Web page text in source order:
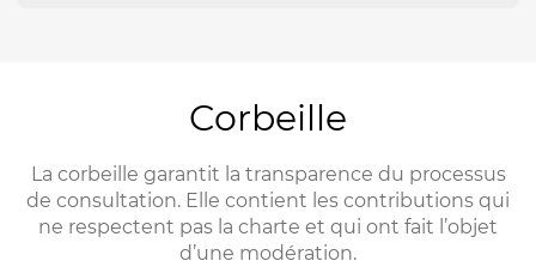
Corbeille
La corbeille garantit la transparence du processus
de consultation. Elle contient les contributions qui
ne respectent pas la charte et qui ont fait l’objet
d’une modération.